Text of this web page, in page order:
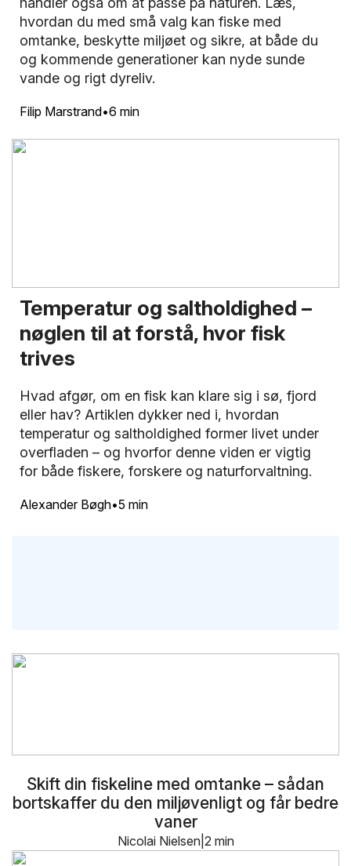
6 min
hvordan du med små valg kan fiske med
omtanke, beskytte miljøet og sikre, at både du
og kommende generationer kan nyde sunde
vande og rigt dyreliv.
Filip Marstrand
Temperatur og saltholdighed –
nøglen til at forstå, hvor fisk
trives
5 min
Hvad afgør, om en fisk kan klare sig i sø, fjord
eller hav? Artiklen dykker ned i, hvordan
temperatur og saltholdighed former livet under
overfladen – og hvorfor denne viden er vigtig
for både fiskere, forskere og naturforvaltning.
Alexander Bøgh
Skift din fiskeline med omtanke – sådan
bortskaffer du den miljøvenligt og får bedre
vaner
2 min
Nicolai Nielsen